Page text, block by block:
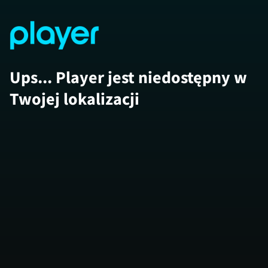
Ups... Player jest niedostępny w
Twojej lokalizacji